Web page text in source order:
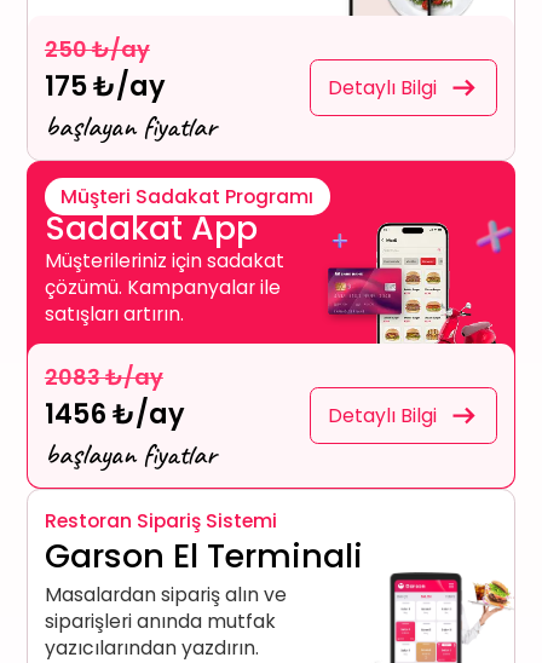
250 ₺/ay
175 ₺/ay
başlayan fiyatlar
Detaylı Bilgi
Müşteri Sadakat Programı
Sadakat App
Müşterileriniz için sadakat
çözümü. Kampanyalar ile
satışları artırın.
2083 ₺/ay
1456 ₺/ay
başlayan fiyatlar
Detaylı Bilgi
Restoran Sipariş Sistemi
Garson El Terminali
Masalardan sipariş alın ve
siparişleri anında mutfak
yazıcılarından yazdırın.